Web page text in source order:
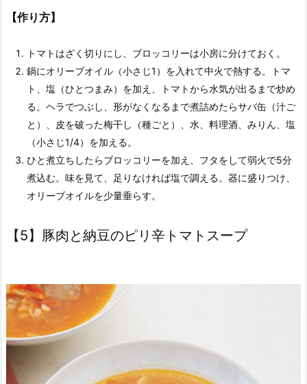
【作り方】
トマトはざく切りにし、ブロッコリーは小房に分けておく。
鍋にオリーブオイル（小さじ1）を入れて中火で熱する。トマ
ト、塩（ひとつまみ）を加え、トマトから水気が出るまで炒め
る。ヘラでつぶし、形がなくなるまで煮詰めたらサバ缶（汁ご
と）、皮を破った梅干し（種ごと）、水、料理酒、みりん、塩
（小さじ1/4）を加える。
ひと煮立ちしたらブロッコリーを加え、フタをして弱火で5分
煮込む。味を見て、足りなければ塩で調える。器に盛りつけ、
オリーブオイルを少量垂らす。
【5】豚肉と納豆のピリ辛トマトスープ